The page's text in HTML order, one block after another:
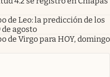
de Leo: la predicción de los
agosto
de Virgo para HOY, domingo